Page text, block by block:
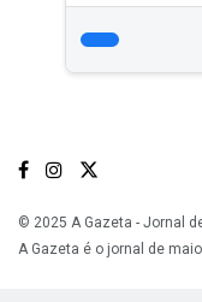
© 2025 A Gazeta - Jornal
A Gazeta é o jornal de